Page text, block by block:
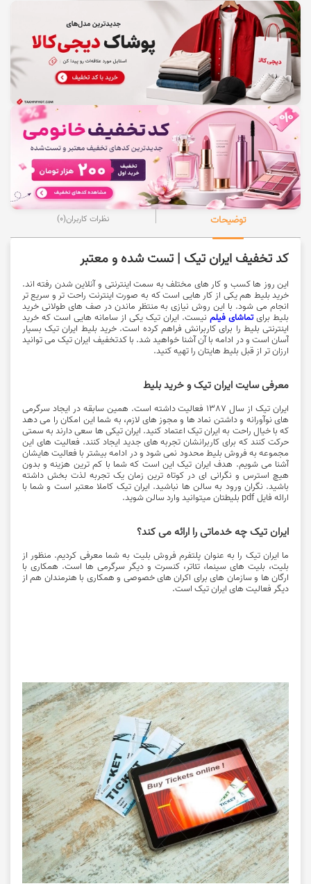
توضیحات نظرات کاربران(0)
کد تخفیف ایران تیک | تست شده و معتبر
این روز ها کسب و کار های مختلف به سمت اینترنتی و آنلاین شدن رفته اند.
خرید بلیط هم یکی از کار هایی است که به صورت اینترنت راحت تر و سریع تر
انجام می شود. با این روش نیازی به منتظر ماندن در صف های طولانی خرید
بلیط برایتماشای فیلم نیست. ایران تیک یکی از سامانه هایی است که خرید
اینترنتی بلیط را برای کاربرانش فراهم کرده است. خرید بلیط ایران تیک بسیار
آسان است و در ادامه با آن آشنا خواهید شد. با کدتخفیف ایران تیک می توانید
ارزان تر از قبل بلیط هایتان را تهیه کنید.
معرفی سایت ایران تیک و خرید بلیط
ایران تیک از سال 1387 فعالیت داشته است. همین سابقه در ایجاد سرگرمی
های نوآورانه و داشتن نماد ها و مجوز های لازم، به شما این امکان را می دهد
که با خیال راحت به ایران تیک اعتماد کنید. ایران تیکی ها سعی دارند به سمتی
حرکت کنند که برای کاربرانشان تجربه های جدید ایجاد کنند. فعالیت های این
مجموعه به فروش بلیط محدود نمی شود و در ادامه بیشتر با فعالیت هایشان
آشنا می شویم. هدف ایران تیک این است که شما با کم ترین هزینه و بدون
هیچ استرس و نگرانی ای در کوتاه ترین زمان یک تجربه لذت بخش داشته
باشید. نگران ورود به سالن ها نباشید. ایران تیک کاملا معتبر است و شما با
ارائه فایل pdf بلیطتان میتوانید وارد سالن شوید.
ایران تیک چه خدماتی را ارائه می کند؟
ما ایران تیک را به عنوان پلتفرم فروش بلیت به شما معرفی کردیم. منظور از
بلیت، بلیت های سینما، تئاتر، کنسرت و دیگر سرگرمی ها است. همکاری با
ارگان ها و سازمان های برای اکران های خصوصی و همکاری با هنرمندان هم از
دیگر فعالیت های ایران تیک است.